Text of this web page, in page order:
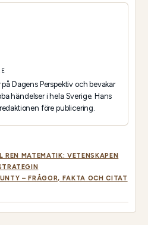
Dagens Perspektiv och bevakar
händelser i hela Sverige. Hans
före publicering.
REN MATEMATIK: VETENSKAPEN
– FRÅGOR, FAKTA OCH CITAT